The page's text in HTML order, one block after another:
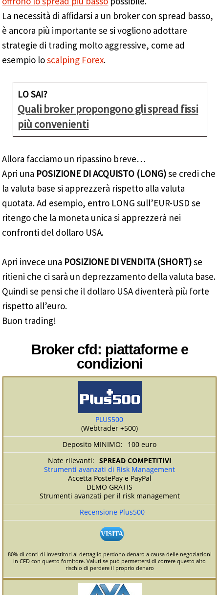
La necessità di affidarsi a un broker con spread basso,
è ancora più importante se si vogliono adottare
strategie di trading molto aggressive, come ad
esempio loscalping Forex.
LO SAI?
Quali broker propongono gli spread fissi
più convenienti
Allora facciamo un ripassino breve…
Apri una POSIZIONE DI ACQUISTO (LONG)se credi che
la valuta base si apprezzerà rispetto alla valuta
quotata. Ad esempio, entro LONG sull’EUR-USD se
ritengo che la moneta unica si apprezzerà nei
confronti del dollaro USA.
Apri invece una POSIZIONE DI VENDITA (SHORT)se
ritieni che ci sarà un deprezzamento della valuta base.
Quindi se pensi che il dollaro USA diventerà più forte
rispetto all’euro.
Buon trading!
Broker cfd: piattaforme e
condizioni
PLUS500
(Webtrader +500)
100 euro
SPREAD COMPETITIVI
Strumenti avanzati di Risk Management
Accetta PostePay e PayPal
DEMO GRATIS
Strumenti avanzati per il risk management
Recensione Plus500
VISITA
80% di conti di investitori al dettaglio perdono denaro a causa delle negoziazioni
in CFD con questo fornitore. Valuti se può permettersi di correre questo alto
rischio di perdere il proprio denaro